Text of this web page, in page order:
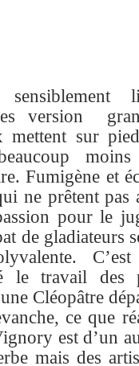
version
mettent sur
Fumigène et
ne prêtent pas
pour le
de gladiateurs
le travail des
Cléopâtre
ce que
est d’un
mais des